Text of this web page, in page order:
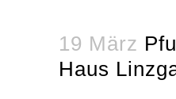
19 März
Haus